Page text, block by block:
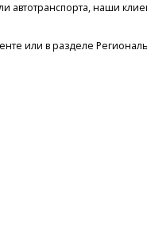
наши
или в разделе